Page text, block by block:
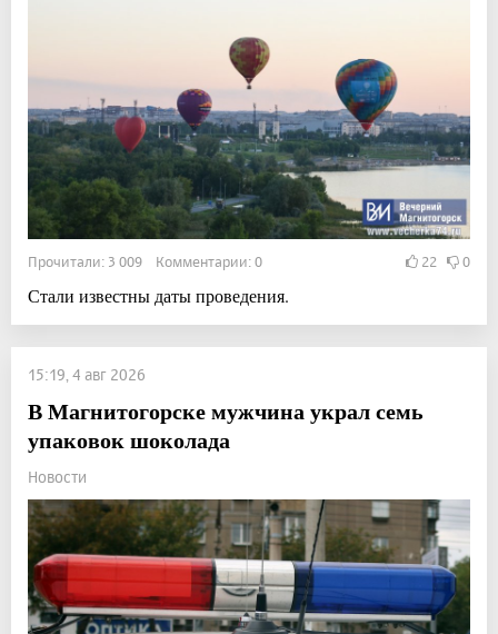
Прочитали: 3 009 Комментарии: 0 22 0
Стали известны даты проведения.
15:19, 4 авг 2026
В Магнитогорске мужчина украл семь
упаковок шоколада
Новости